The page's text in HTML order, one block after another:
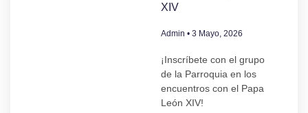
XIV
Admin 3 Mayo, 2026
¡Inscríbete con el grupo
de la Parroquia en los
encuentros con el Papa
León XIV!